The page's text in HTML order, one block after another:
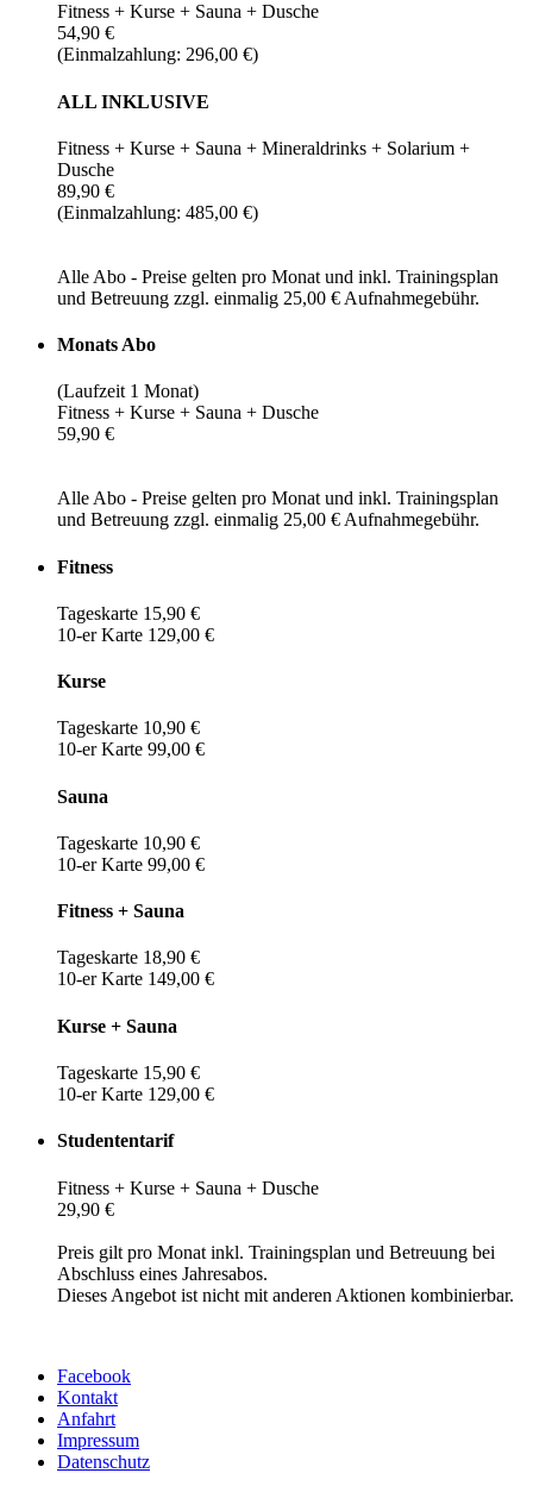
Fitness + Kurse + Sauna + Dusche
54,90 €
(Einmalzahlung: 296,00 €)
ALL INKLUSIVE
Fitness + Kurse + Sauna + Mineraldrinks + Solarium +
Dusche
89,90 €
(Einmalzahlung: 485,00 €)
Alle Abo - Preise gelten pro Monat und inkl. Trainingsplan
und Betreuung zzgl. einmalig 25,00 € Aufnahmegebühr.
Monats Abo
(Laufzeit 1 Monat)
Fitness + Kurse + Sauna + Dusche
59,90 €
Alle Abo - Preise gelten pro Monat und inkl. Trainingsplan
und Betreuung zzgl. einmalig 25,00 € Aufnahmegebühr.
Fitness
Tageskarte 15,90 €
10-er Karte 129,00 €
Kurse
Tageskarte 10,90 €
10-er Karte 99,00 €
Sauna
Tageskarte 10,90 €
10-er Karte 99,00 €
Fitness + Sauna
Tageskarte 18,90 €
10-er Karte 149,00 €
Kurse + Sauna
Tageskarte 15,90 €
10-er Karte 129,00 €
Studententarif
Fitness + Kurse + Sauna + Dusche
29,90 €
Preis gilt pro Monat inkl. Trainingsplan und Betreuung bei
Abschluss eines Jahresabos.
Dieses Angebot ist nicht mit anderen Aktionen kombinierbar.
Facebook
Kontakt
Anfahrt
Impressum
Datenschutz